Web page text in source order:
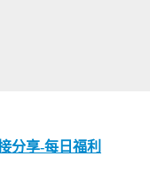
分享-每日福利